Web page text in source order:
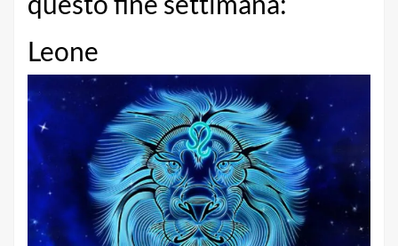
Leone